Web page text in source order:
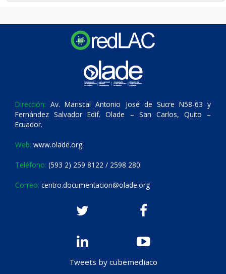
Dirección: Av. Mariscal Antonio José de Sucre N58-63 y
Fernández Salvador Edif. Olade – San Carlos, Quito –
Ecuador.
Web: www.olade.org
Teléfono: (593 2) 259 8122 / 2598 280
Correo: centro.documentacion@olade.org
Tweets by cubemediaco